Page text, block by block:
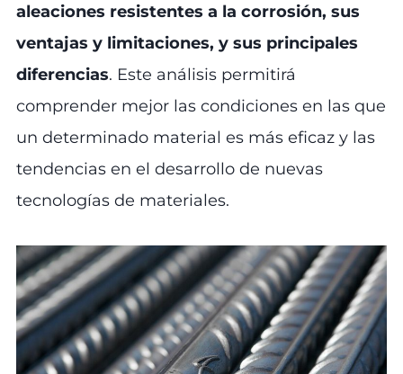
aleaciones resistentes a la corrosión, sus
ventajas y limitaciones, y sus principales
diferencias. Este análisis permitirá
comprender mejor las condiciones en las que
un determinado material es más eficaz y las
tendencias en el desarrollo de nuevas
tecnologías de materiales.